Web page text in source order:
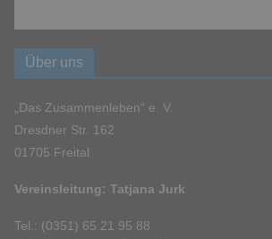
Über uns
„Das Zusammenleben“ e. V.
Dresdner Str. 162
01705 Freital
Vereinsleitung: Tatjana Jurk
Tel.: (0351) 65 21 95 88